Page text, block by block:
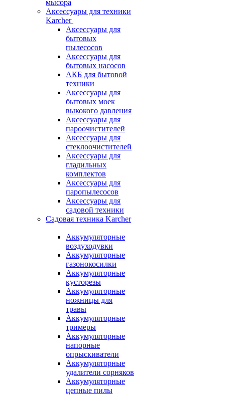
мысора
Аксессуары для техники
Karcher
Аксессуары для
бытовых
пылесосов
Аксессуары для
бытовых насосов
АКБ для бытовой
техники
Аксессуары для
бытовых моек
выкокого давления
Аксессуары для
пароочистителей
Аксессуары для
стеклоочистителей
Аксессуары для
гладильных
комплектов
Аксессуары для
паропылесосов
Аксессуары для
садовой техники
Садовая техника Karcher
Аккумуляторные
воздуходувки
Аккумуляторные
газонокосилки
Аккумуляторные
кусторезы
Аккумуляторные
ножницы для
травы
Аккумуляторные
тримеры
Аккумуляторные
напорные
опрыскиватели
Аккумуляторные
удалители сорняков
Аккумуляторные
цепные пилы